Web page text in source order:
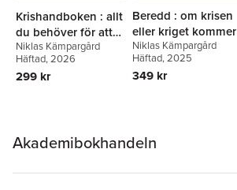
Krishandboken : allt
du behöver för att
klara dig
Niklas Kämpargård
Häftad, 2026
299 kr
Beredd : om krisen
eller kriget kommer
Niklas Kämpargård
Häftad, 2025
349 kr
Akademibokhandeln